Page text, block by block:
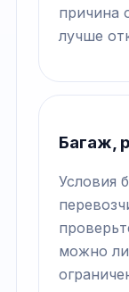
причина
лучше
Багаж,
Условия
можно